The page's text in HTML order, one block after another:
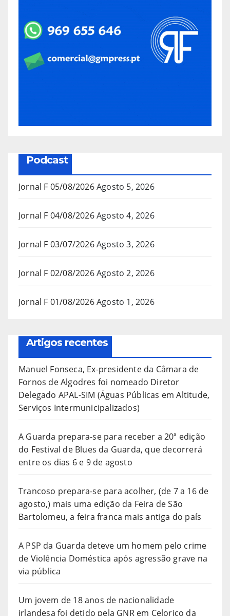
Podcast
Jornal F 05/08/2026Agosto 5, 2026
Jornal F 04/08/2026Agosto 4, 2026
Jornal F 03/07/2026Agosto 3, 2026
Jornal F 02/08/2026Agosto 2, 2026
Jornal F 01/08/2026Agosto 1, 2026
Artigos recentes
Manuel Fonseca, Ex-presidente da Câmara de
Fornos de Algodres foi nomeado Diretor
Delegado APAL-SIM (Águas Públicas em Altitude,
Serviços Intermunicipalizados)
A Guarda prepara-se para receber a 20ª edição
do Festival de Blues da Guarda, que decorrerá
entre os dias 6 e 9 de agosto
Trancoso prepara-se para acolher, (de 7 a 16 de
agosto,) mais uma edição da Feira de São
Bartolomeu, a feira franca mais antiga do país
A PSP da Guarda deteve um homem pelo crime
de Violência Doméstica após agressão grave na
via pública
Um jovem de 18 anos de nacionalidade
irlandesa foi detido pela GNR em Celorico da